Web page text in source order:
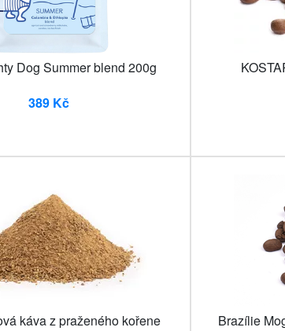
Dog Summer blend 200g
389 Kč
káva z praženého kořene
Brazílie